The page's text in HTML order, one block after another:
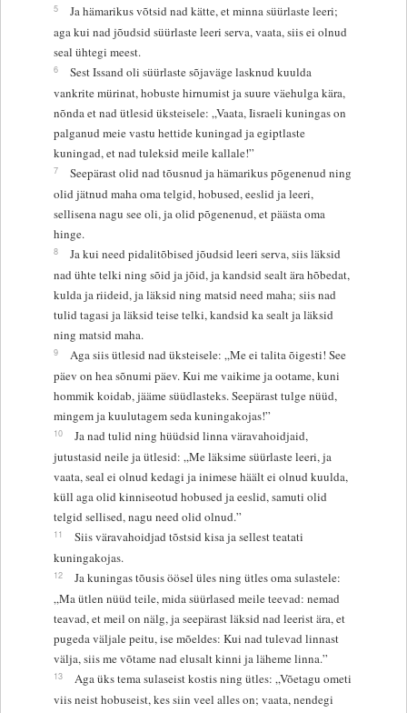
5
Ja hämarikus võtsid nad kätte, et minna süürlaste leeri;
aga kui nad jõudsid süürlaste leeri serva, vaata, siis ei olnud
seal ühtegi meest.
6
Sest Issand oli süürlaste sõjaväge lasknud kuulda
vankrite mürinat, hobuste hirnumist ja suure väehulga kära,
nõnda et nad ütlesid üksteisele: „Vaata, Iisraeli kuningas on
palganud meie vastu hettide kuningad ja egiptlaste
kuningad, et nad tuleksid meile kallale!”
7
Seepärast olid nad tõusnud ja hämarikus põgenenud ning
olid jätnud maha oma telgid, hobused, eeslid ja leeri,
sellisena nagu see oli, ja olid põgenenud, et päästa oma
hinge.
8
Ja kui need pidalitõbised jõudsid leeri serva, siis läksid
nad ühte telki ning sõid ja jõid, ja kandsid sealt ära hõbedat,
kulda ja riideid, ja läksid ning matsid need maha; siis nad
tulid tagasi ja läksid teise telki, kandsid ka sealt ja läksid
ning matsid maha.
9
Aga siis ütlesid nad üksteisele: „Me ei talita õigesti! See
päev on hea sõnumi päev. Kui me vaikime ja ootame, kuni
hommik koidab, jääme süüdlasteks. Seepärast tulge nüüd,
mingem ja kuulutagem seda kuningakojas!”
10
Ja nad tulid ning hüüdsid linna väravahoidjaid,
jutustasid neile ja ütlesid: „Me läksime süürlaste leeri, ja
vaata, seal ei olnud kedagi ja inimese häält ei olnud kuulda,
küll aga olid kinniseotud hobused ja eeslid, samuti olid
telgid sellised, nagu need olid olnud.”
11
Siis väravahoidjad tõstsid kisa ja sellest teatati
kuningakojas.
12
Ja kuningas tõusis öösel üles ning ütles oma sulastele:
„Ma ütlen nüüd teile, mida süürlased meile teevad: nemad
teavad, et meil on nälg, ja seepärast läksid nad leerist ära, et
pugeda väljale peitu, ise mõeldes: Kui nad tulevad linnast
välja, siis me võtame nad elusalt kinni ja läheme linna.”
13
Aga üks tema sulaseist kostis ning ütles: „Võetagu ometi
viis neist hobuseist, kes siin veel alles on; vaata, nendegi